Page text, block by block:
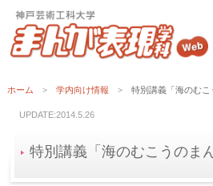
ホーム > 学内向け情報 > 特別講義「海のむこ
UPDATE:2014.5.26
特別講義「海のむこうのま